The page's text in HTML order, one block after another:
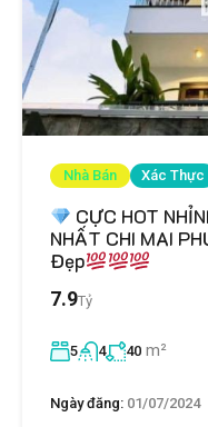
Nhà Bán Xác Thực
CỰC HOT
NHẤT CHI MAI
Đẹp
7.9Tỷ
5 4 40 m²
Ngày đăng: 01/07/2024